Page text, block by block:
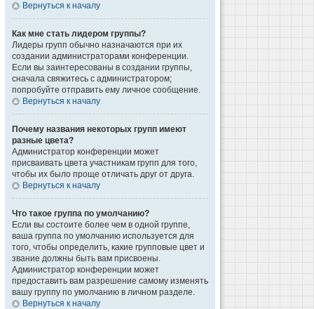
Вернуться к началу
Как мне стать лидером группы?
Лидеры групп обычно назначаются при их
создании администраторами конференции.
Если вы заинтересованы в создании группы,
сначала свяжитесь с администратором;
попробуйте отправить ему личное сообщение.
Вернуться к началу
Почему названия некоторых групп имеют
разные цвета?
Администратор конференции может
присваивать цвета участникам групп для того,
чтобы их было проще отличать друг от друга.
Вернуться к началу
Что такое группа по умолчанию?
Если вы состоите более чем в одной группе,
ваша группа по умолчанию используется для
того, чтобы определить, какие групповые цвет и
звание должны быть вам присвоены.
Администратор конференции может
предоставить вам разрешение самому изменять
вашу группу по умолчанию в личном разделе.
Вернуться к началу